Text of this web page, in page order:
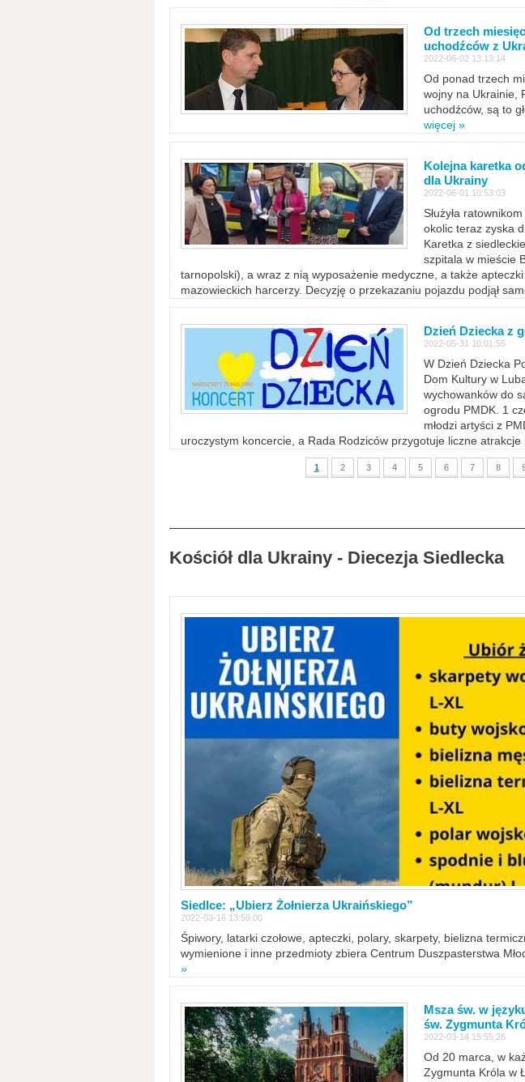
Od trzech
uchodźców z
2022-06-02 13:13:14
Od ponad trzech
wojny na Ukrainie,
uchodźców, są to
więcej »
Kolejna karetka
dla Ukrainy
2022-06-01 10:53:03
Służyła
okolic teraz zyska
Karetka z
szpitala w mieście
tarnopolski), a wraz z nią wyposażenie medyczne, a także
mazowieckich harcerzy. Decyzję o przekazaniu pojazdu podjął
Dzień Dziecka z
2022-05-31 10:01:55
W Dzień Dziecka
Dom Kultury w
wychowanków do
ogrodu PMDK. 1
młodzi artyści z
uroczystym koncercie, a Rada Rodziców przygotuje liczne atrakcje
1 2 3 4 5 6 7 8
Kościół dla Ukrainy - Diecezja Siedlecka
Siedlce: „Ubierz Żołnierza Ukraińskiego”
2022-03-16 13:59:00
Śpiwory, latarki czołowe, apteczki, polary, skarpety, bielizna
wymienione i inne przedmioty zbiera Centrum Duszpasterstwa
»
Msza św. w
św. Zygmunta
2022-03-14 15:55:26
Od 20 marca, w
Zygmunta Króla w